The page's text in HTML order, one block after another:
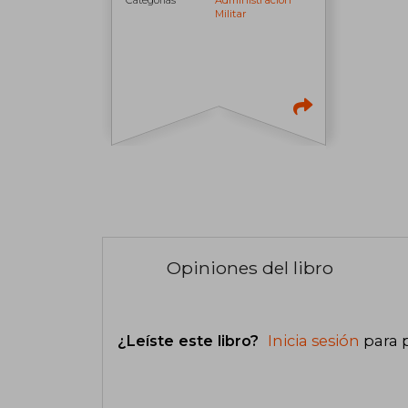
Militar
Opiniones del libro
¿Leíste este libro? Inicia sesión para